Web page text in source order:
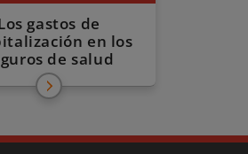
gastos de
en los
de salud